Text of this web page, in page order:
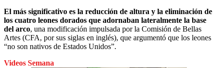
El más significativo es la reducción de altura y la eliminación de
los cuatro leones dorados que adornaban lateralmente la base
del arco, una modificación impulsada por la Comisión de Bellas
Artes (CFA, por sus siglas en inglés), que argumentó que los leones
“no son nativos de Estados Unidos”.
Videos Semana